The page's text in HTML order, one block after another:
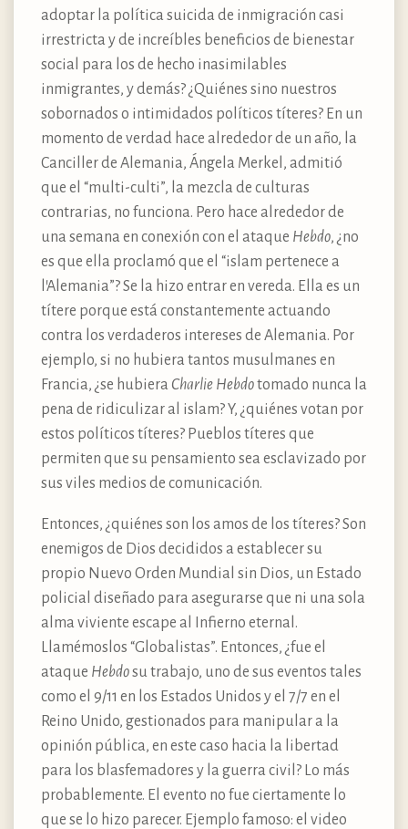
adoptar la política suicida de inmigración casi
irrestricta y de increíbles beneficios de bienestar
social para los de hecho inasimilables
inmigrantes, y demás? ¿Quiénes sino nuestros
sobornados o intimidados políticos títeres? En un
momento de verdad hace alrededor de un año, la
Canciller de Alemania, Ángela Merkel, admitió
que el “multi-culti”, la mezcla de culturas
contrarias, no funciona. Pero hace alrededor de
una semana en conexión con el ataque Hebdo, ¿no
es que ella proclamó que el “islam pertenece a
l’Alemania”? Se la hizo entrar en vereda. Ella es un
títere porque está constantemente actuando
contra los verdaderos intereses de Alemania. Por
ejemplo, si no hubiera tantos musulmanes en
Francia, ¿se hubiera Charlie Hebdotomado nunca la
pena de ridiculizar al islam? Y, ¿quiénes votan por
estos políticos títeres? Pueblos títeres que
permiten que su pensamiento sea esclavizado por
sus viles medios de comunicación.
Entonces, ¿quiénes son los amos de los títeres? Son
enemigos de Dios decididos a establecer su
propio Nuevo Orden Mundial sin Dios, un Estado
policial diseñado para asegurarse que ni una sola
alma viviente escape al Infierno eternal.
Llamémoslos “Globalistas”. Entonces, ¿fue el
ataque Hebdosu trabajo, uno de sus eventos tales
como el 9/11 en los Estados Unidos y el 7/7 en el
Reino Unido, gestionados para manipular a la
opinión pública, en este caso hacia la libertad
para los blasfemadores y la guerra civil? Lo más
probablemente. El evento no fue ciertamente lo
que se lo hizo parecer. Ejemplo famoso: el video